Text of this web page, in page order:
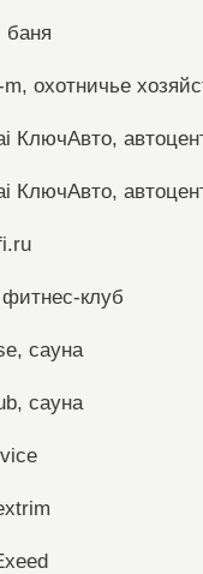
баня
охотничье
КлючАвто,
КлючАвто,
клуб
сауна
сауна